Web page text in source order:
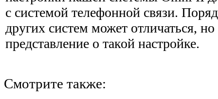
с системой телефонной связи.
других систем может отличаться,
представление о такой настройке.
Смотрите также: